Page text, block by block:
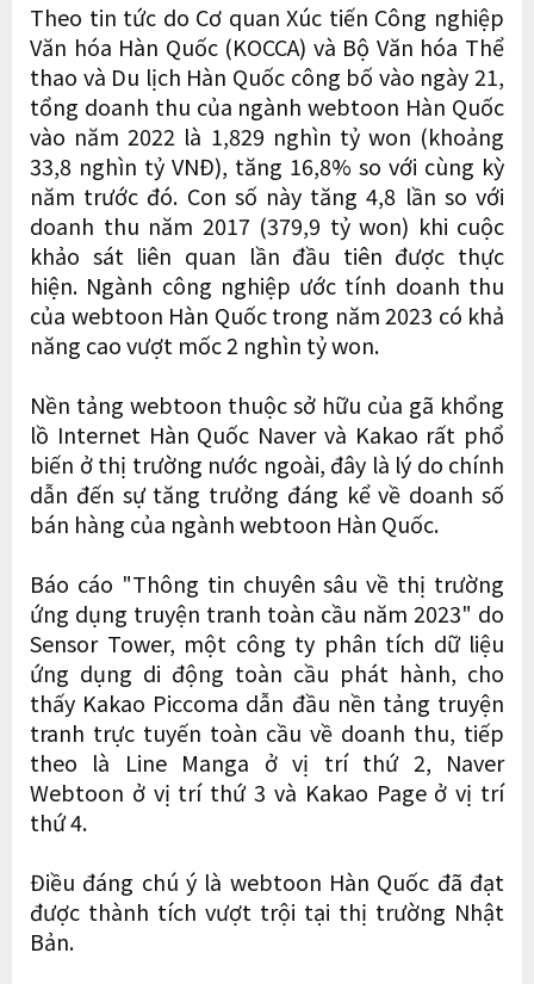
Theo tin tức do Cơ quan Xúc tiến Công nghiệp
Văn hóa Hàn Quốc (KOCCA) và Bộ Văn hóa Thể
thao và Du lịch Hàn Quốc công bố vào ngày 21,
tổng doanh thu của ngành webtoon Hàn Quốc
vào năm 2022 là 1,829 nghìn tỷ won (khoảng
33,8 nghìn tỷ VNĐ), tăng 16,8% so với cùng kỳ
năm trước đó. Con số này tăng 4,8 lần so với
doanh thu năm 2017 (379,9 tỷ won) khi cuộc
khảo sát liên quan lần đầu tiên được thực
hiện. Ngành công nghiệp ước tính doanh thu
của webtoon Hàn Quốc trong năm 2023 có khả
năng cao vượt mốc 2 nghìn tỷ won.
Nền tảng webtoon thuộc sở hữu của gã khổng
lồ Internet Hàn Quốc Naver và Kakao rất phổ
biến ở thị trường nước ngoài, đây là lý do chính
dẫn đến sự tăng trưởng đáng kể về doanh số
bán hàng của ngành webtoon Hàn Quốc.
Báo cáo "Thông tin chuyên sâu về thị trường
ứng dụng truyện tranh toàn cầu năm 2023" do
Sensor Tower, một công ty phân tích dữ liệu
ứng dụng di động toàn cầu phát hành, cho
thấy Kakao Piccoma dẫn đầu nền tảng truyện
tranh trực tuyến toàn cầu về doanh thu, tiếp
theo là Line Manga ở vị trí thứ 2, Naver
Webtoon ở vị trí thứ 3 và Kakao Page ở vị trí
thứ 4.
Điều đáng chú ý là webtoon Hàn Quốc đã đạt
được thành tích vượt trội tại thị trường Nhật
Bản.